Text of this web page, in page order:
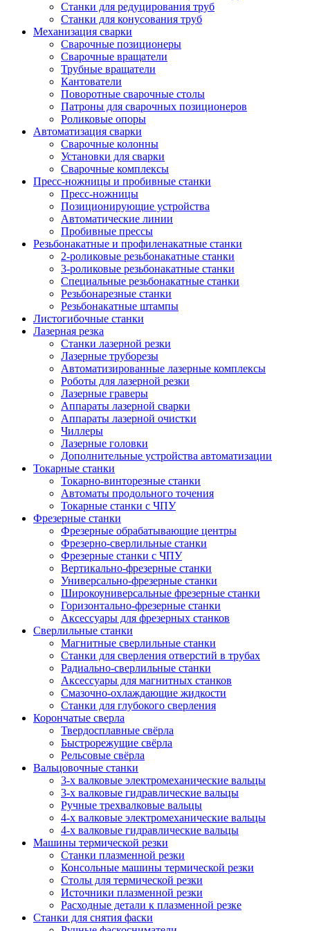
Станки для редуцирования труб
Станки для конусования труб
Механизация сварки
Сварочные позиционеры
Сварочные вращатели
Трубные вращатели
Кантователи
Поворотные сварочные столы
Патроны для сварочных позиционеров
Роликовые опоры
Автоматизация сварки
Сварочные колонны
Установки для сварки
Сварочные комплексы
Пресс-ножницы и пробивные станки
Пресс-ножницы
Позиционирующие устройства
Автоматические линии
Пробивные прессы
Резьбонакатные и профиленакатные станки
2-роликовые резьбонакатные станки
3-роликовые резьбонакатные станки
Специальные резьбонакатные станки
Резьбонарезные станки
Резьбонакатные штампы
Листогибочные станки
Лазерная резка
Станки лазерной резки
Лазерные труборезы
Автоматизированные лазерные комплексы
Роботы для лазерной резки
Лазерные граверы
Аппараты лазерной сварки
Аппараты лазерной очистки
Чиллеры
Лазерные головки
Дополнительные устройства автоматизации
Токарные станки
Токарно-винторезные станки
Автоматы продольного точения
Токарные станки с ЧПУ
Фрезерные станки
Фрезерные обрабатывающие центры
Фрезерно-сверлильные станки
Фрезерные станки с ЧПУ
Вертикально-фрезерные станки
Универсально-фрезерные станки
Широкоуниверсальные фрезерные станки
Горизонтально-фрезерные станки
Аксессуары для фрезерных станков
Сверлильные станки
Магнитные сверлильные станки
Станки для сверления отверстий в трубах
Радиально-сверлильные станки
Аксессуары для магнитных станков
Смазочно-охлаждающие жидкости
Станки для глубокого сверления
Корончатые сверла
Твердосплавные свёрла
Быстрорежущие свёрла
Рельсовые свёрла
Вальцовочные станки
3-х валковые электромеханические вальцы
3-х валковые гидравлические вальцы
Ручные трехвалковые вальцы
4-х валковые электромеханические вальцы
4-х валковые гидравлические вальцы
Машины термической резки
Станки плазменной резки
Консольные машины термической резки
Столы для термической резки
Источники плазменной резки
Расходные детали к плазменной резке
Станки для снятия фаски